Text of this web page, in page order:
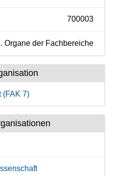
700003
Organe der Fachbereiche
(FAK 7)